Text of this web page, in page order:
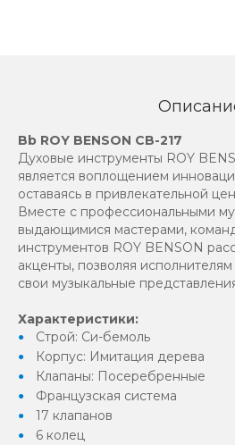
Bb ROY BENSON CB-217
Духовые инструменты ROY
является воплощением
оставаясь в привлекательной
Вместе с профессиональными
выдающимися мастерами,
инструментов ROY BENSON
акценты, позволяя
свои музыкальные
Характеристики:
Строй: Си-бемоль
Корпус: Имитация дерева
Клапаны: Посеребренные
Французская система
17 клапанов
6 колец